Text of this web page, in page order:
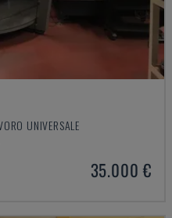
UNIVERSALE
35.000 €